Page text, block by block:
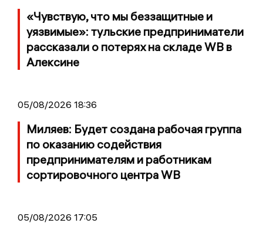
«Чувствую, что мы беззащитные и
уязвимые»: тульские предприниматели
рассказали о потерях на складе WB в
Алексине
05/08/2026 18:36
Миляев: Будет создана рабочая группа
по оказанию содействия
предпринимателям и работникам
сортировочного центра WB
05/08/2026 17:05